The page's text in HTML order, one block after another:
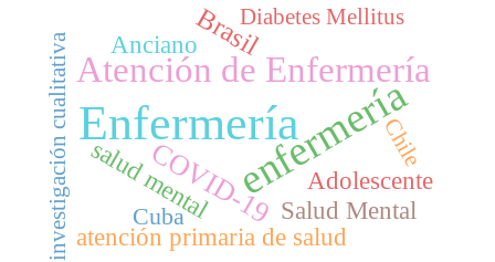
Enfermeríaenfermería
Atención de Enfermería
COVID-19
Brasil
Adolescente
atención primaria de salud
Anciano
Salud Mental
salud mental
Cuba
investigación cualitativa
Diabetes Mellitus
Chile